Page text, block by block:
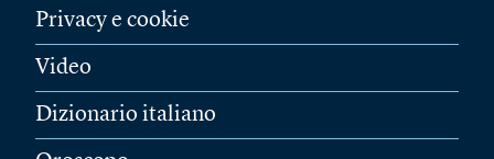
Privacy e cookie
Video
Dizionario italiano